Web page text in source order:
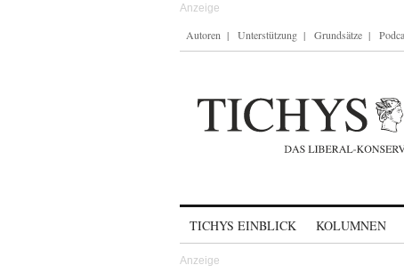
Autoren Unterstützung Grundsätze
TICHYS EINBLICK KOLUMNEN